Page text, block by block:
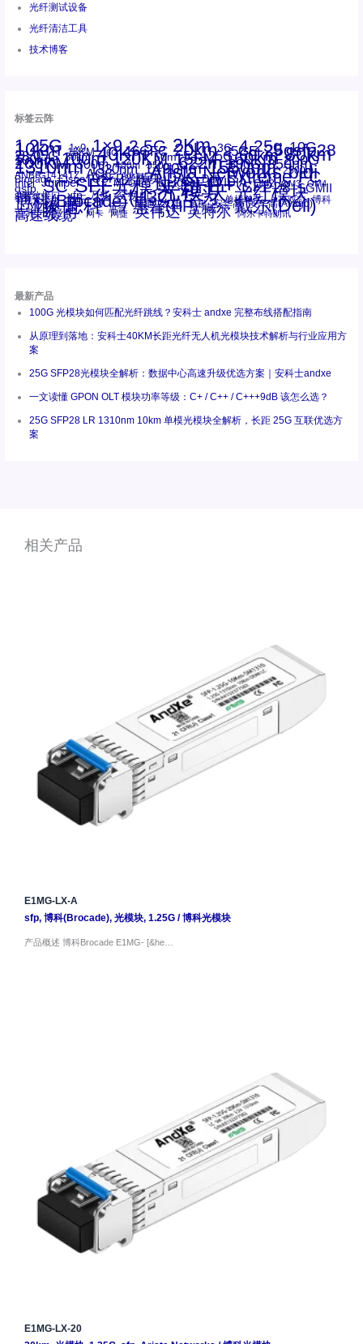
光纤测试设备
光纤清洁工具
技术博客
标签云阵
1.25G 1x9 1×9 2.5G 2Km 3G 4.25g 10G
10km 15KM 16G 16GFC 20km 25GE 25gsfp28
28.05G 30km 40Km 50m 53.125G 60km 80km
100km 100m 120KM 155M 160km 200G
200KM 300m 400m 550m 622m 800G 850nm
1310nm 1330nm 1490nm 1550nm 2500m
ANBR-1414TZ AOC Arista Arista Networks bidi
Brocade Cisco CSFP光模块 DAC Dell Extreme FC
Intel Juniper LC MPO-LC Netgear NVIDIA OM2 OM3 OM4
qsfp SC SFF光模块 SFP+ SFP28 SGMII
st螺纹接口 xfp 万兆 交换机 光模块 光纤模块
千兆光模块 华三 华三(H3C) 华为 单模单芯 单模双芯 博科
博科(Brocade) 博通 友讯 多模 安华高 安华高(Avago)
工业级 思科 惠普 惠普(HP) 戴尔 戴尔(Dell)
百兆 瞻博 网卡 网捷 英伟达 英特尔 阿尔卡特朗讯
高速线缆
最新产品
100G 光模块如何匹配光纤跳线？安科士 andxe 完整布线搭配指南
从原理到落地：安科士40KM长距光纤无人机光模块技术解析与行业应用方
案
25G SFP28光模块全解析：数据中心高速升级优选方案｜安科士andxe
一文读懂 GPON OLT 模块功率等级：C+ / C++ / C+++9dB 该怎么选？
25G SFP28 LR 1310nm 10km 单模光模块全解析，长距 25G 互联优选方
案
相关产品
E1MG-LX-A
sfp, 博科(Brocade), 光模块, 1.25G/博科光模块
产品概述 博科Brocade E1MG- [&he…
E1MG-LX-20